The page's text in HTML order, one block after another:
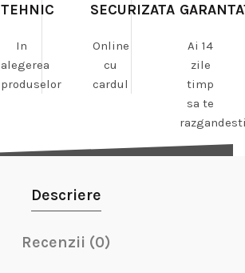
TEHNIC
In
alegerea
produselor
SECURIZATA
Online
cu
cardul
Ai 14
zile
timp
sa te
Descriere
Recenzii (0)